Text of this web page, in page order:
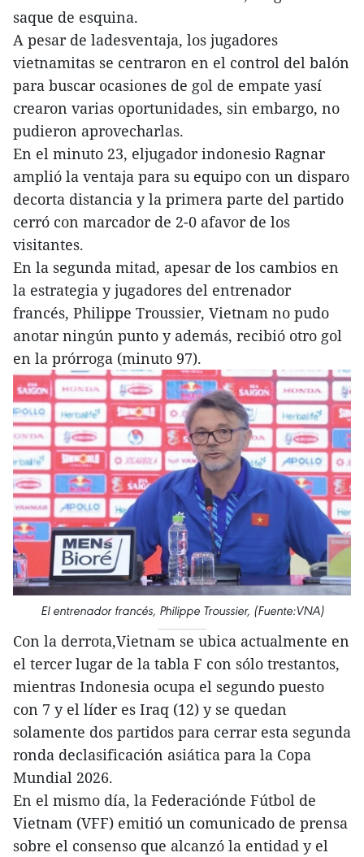
saque de esquina.
A pesar de ladesventaja, los jugadores
vietnamitas se centraron en el control del balón
para buscar ocasiones de gol de empate yasí
crearon varias oportunidades, sin embargo, no
pudieron aprovecharlas.
En el minuto 23, eljugador indonesio Ragnar
amplió la ventaja para su equipo con un disparo
decorta distancia y la primera parte del partido
cerró con marcador de 2-0 afavor de los
visitantes.
En la segunda mitad, apesar de los cambios en
la estrategia y jugadores del entrenador
francés, Philippe Troussier, Vietnam no pudo
anotar ningún punto y además, recibió otro gol
en la prórroga (minuto 97).
El entrenador francés, Philippe Troussier, (Fuente:VNA)
Con la derrota,Vietnam se ubica actualmente en
el tercer lugar de la tabla F con sólo trestantos,
mientras Indonesia ocupa el segundo puesto
con 7 y el líder es Iraq (12) y se quedan
solamente dos partidos para cerrar esta segunda
ronda declasificación asiática para la Copa
Mundial 2026.
En el mismo día, la Federaciónde Fútbol de
Vietnam (VFF) emitió un comunicado de prensa
sobre el consenso que alcanzó la entidad y el